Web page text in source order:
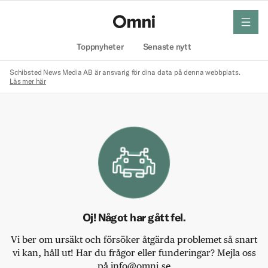
Toppnyheter Senaste nytt
meny
Schibsted News Media AB är ansvarig för dina data på denna webbplats.
Läs mer här
Oj! Något har gått fel.
Vi ber om ursäkt och försöker åtgärda problemet så snart
vi kan, håll ut! Har du frågor eller funderingar? Mejla oss